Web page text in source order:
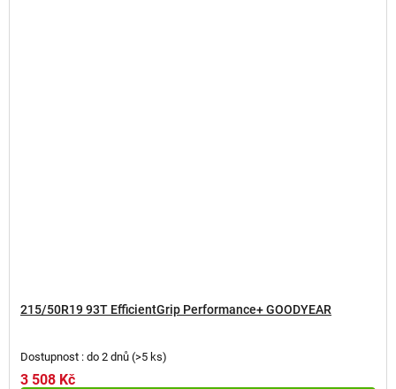
215/50R19 93T EfficientGrip Performance+ GOODYEAR
Dostupnost : do 2 dnů (>5 ks)
3 508 Kč